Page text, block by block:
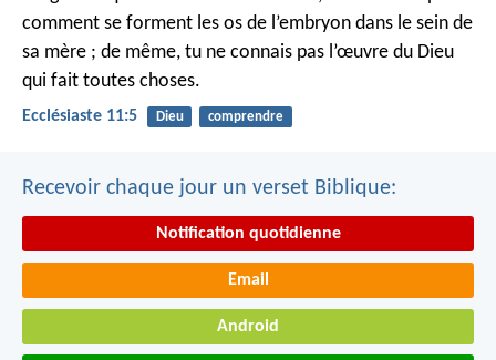
comment se forment les os de l’embryon dans le sein de
sa mère ; de même, tu ne connais pas l’œuvre du Dieu
qui fait toutes choses.
Ecclésiaste 11:5 Dieu comprendre
Recevoir chaque jour un verset Biblique:
Notification quotidienne
Email
Android